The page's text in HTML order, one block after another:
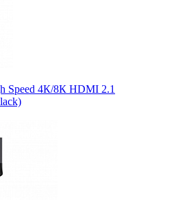
Speed 4К/8К HDMI 2.1